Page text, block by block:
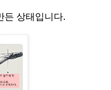
든 상태입니다.